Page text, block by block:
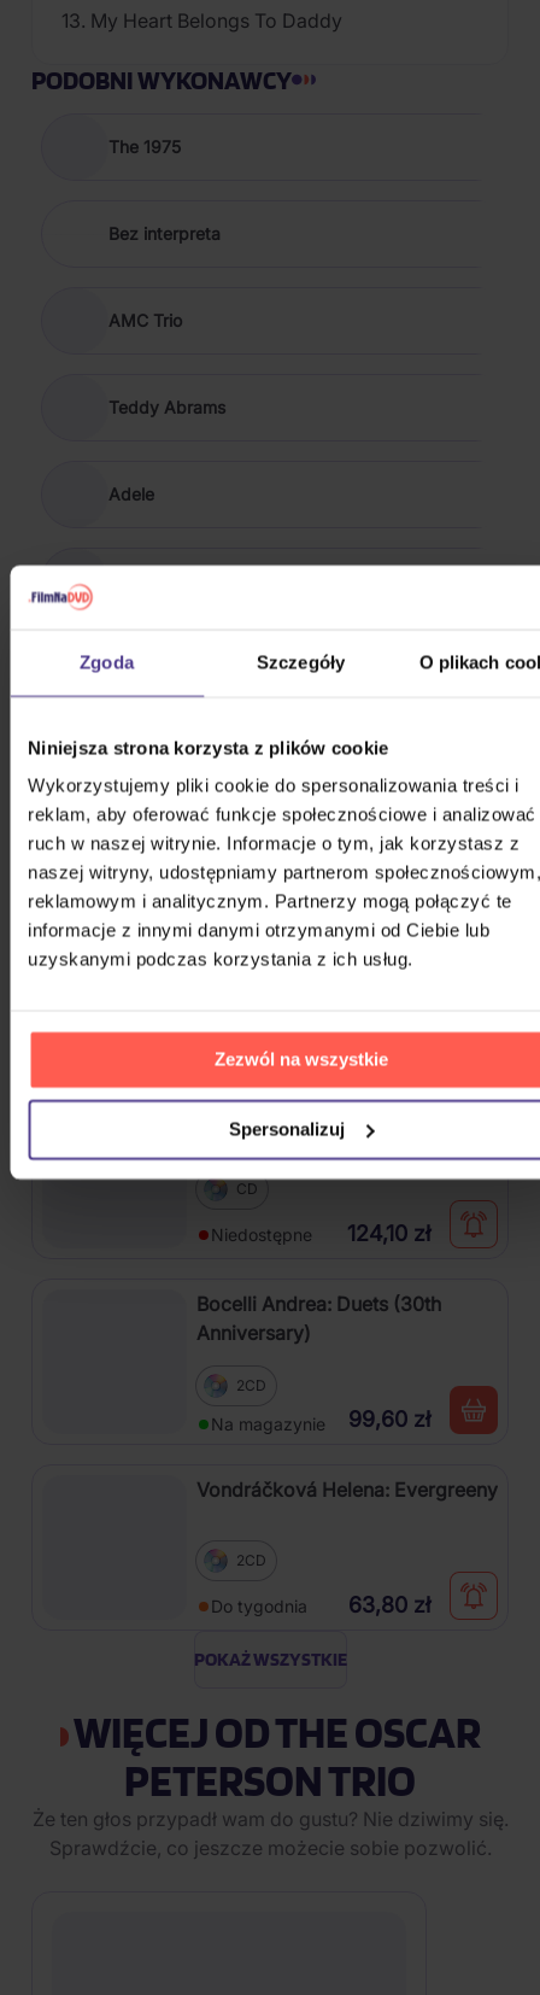
Zgoda Szczegóły O plikach
Niniejsza strona korzysta z plików cookie
Wykorzystujemy pliki cookie do spersonalizowania treści i
reklam, aby oferować funkcje społecznościowe i analizować
ruch w naszej witrynie. Informacje o tym, jak korzystasz z
naszej witryny, udostępniamy partnerom społecznościowym,
reklamowym i analitycznym. Partnerzy mogą połączyć te
informacje z innymi danymi otrzymanymi od Ciebie lub
uzyskanymi podczas korzystania z ich usług.
Zezwól na wszystkie
Spersonalizuj
13. My Heart Belongs To Daddy
PODOBNI WYKONAWCY
The 1975
Bez interpreta
AMC Trio
Teddy Abrams
Adele
JAZZ 2020 - 2026
Swift Taylor: Life Of A Showgirl
(Coloured Orange Glitter Vinyl)
Vinyl
Na magazynie 188,10 zł
Soundtrack: Stranger Things:
Soundtrack From The Netflix
Na magazynie 109,00 zł
V (BTS): Layover
CD
Niedostępne 124,10 zł
Bocelli Andrea: Duets (30th
Anniversary)
2CD
Na magazynie 99,60 zł
Vondráčková Helena: Evergreeny
2CD
Do tygodnia 63,80 zł
POKAŻ WSZYSTKIE
WIĘCEJ OD THE OSCAR
PETERSON TRIO
Że ten głos przypadł wam do gustu? Nie dziwimy się.
Sprawdźcie, co jeszcze możecie sobie pozwolić.